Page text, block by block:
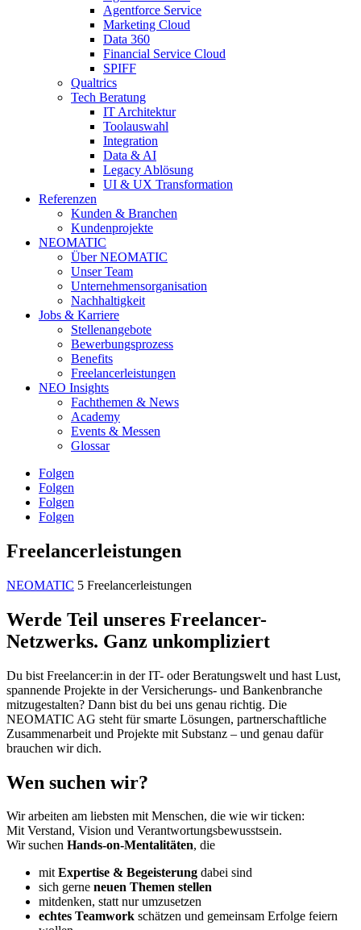
Agentforce Service
Marketing Cloud
Data 360
Financial Service Cloud
SPIFF
Qualtrics
Tech Beratung
IT Architektur
Toolauswahl
Integration
Data & AI
Legacy Ablösung
UI & UX Transformation
Referenzen
Kunden & Branchen
Kundenprojekte
NEOMATIC
Über NEOMATIC
Unser Team
Unternehmensorganisation
Nachhaltigkeit
Jobs & Karriere
Stellenangebote
Bewerbungsprozess
Benefits
Freelancerleistungen
NEO Insights
Fachthemen & News
Academy
Events & Messen
Glossar
Folgen
Folgen
Folgen
Folgen
Freelancerleistungen
NEOMATIC 5 Freelancerleistungen
Werde Teil unseres Freelancer-
Netzwerks. Ganz unkompliziert
Du bist Freelancer:in in der IT- oder Beratungswelt und hast Lust,
spannende Projekte in der Versicherungs- und Bankenbranche
mitzugestalten? Dann bist du bei uns genau richtig. Die
NEOMATIC AG steht für smarte Lösungen, partnerschaftliche
Zusammenarbeit und Projekte mit Substanz – und genau dafür
brauchen wir dich.
Wen suchen wir?
Wir arbeiten am liebsten mit Menschen, die wie wir ticken:
Mit Verstand, Vision und Verantwortungsbewusstsein.
Wir suchen Hands-on-Mentalitäten, die
mitExpertise & Begeisterung dabei sind
sich gerne neuen Themen stellen
mitdenken, statt nur umzusetzen
echtes Teamwork schätzen und gemeinsam Erfolge feiern